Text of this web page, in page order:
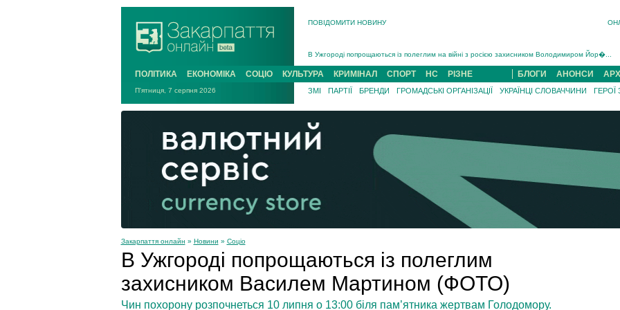
ПОВІДОМИТИ НОВИНУ
В Ужгороді попрощаються із полеглим на війні з росією захисником Володимиром Йор�...
В Ужгороді 5 серпня попрощаються із захисником Богданом Югасом, який два роки �...
Підтвердили загибель захисника із Нанкова на Хустщині Юліана Гербея (ФОТО)[/gree...
На війні з рф поліг військовий з Виноградова Ігнат Роздяловський (ФОТО)...
На Хустщині внаслідок ДТП за участі трьох авто постраждали 13 людей (ФОТО)...
Інструктора районного ТЦК на Закарпатті судитимуть за обвинувачен...
ПОЛІТИКА ЕКОНОМІКА СОЦІО КУЛЬТУРА КРИМІНАЛ СПОРТ НС РІЗНЕ БЛОГИ АНОНСИ
П'ятниця, 7 серпня 2026 ЗМІ ПАРТІЇ БРЕНДИ ГРОМАДСЬКІ ОРГАНІЗАЦІЇ УКРАЇНЦІ СЛОВАЧЧИНИ ГЕРОЇ
Закарпаття онлайн » Новини » Соціо
В Ужгороді попрощаються із полеглим
захисником Василем Мартином (ФОТО)
Чин похорону розпочнеться 10 липня о 13:00 біля пам’ятника жертвам Голодомору.